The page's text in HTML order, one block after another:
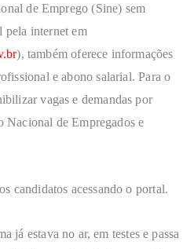
de Emprego (Sine) sem
pela internet em
), também oferece informações
e abono salarial. Para o
vagas e demandas por
Nacional de Empregados e
candidatos acessando o portal.
já estava no ar, em testes e passa